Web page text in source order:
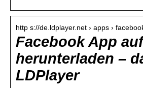
http s://de.ldplayer.net › apps ›
Facebook App
herunterladen –
LDPlayer